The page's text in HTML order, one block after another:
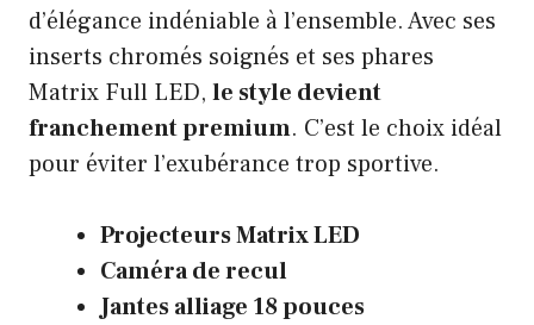
d’élégance indéniable à l’ensemble. Avec ses
inserts chromés soignés et ses phares
Matrix Full LED, le style devient
franchement premium. C’est le choix idéal
pour éviter l’exubérance trop sportive.
Projecteurs Matrix LED
Caméra de recul
Jantes alliage 18 pouces